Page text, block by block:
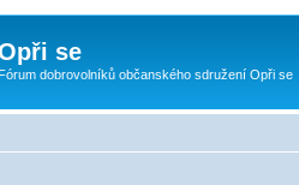
se
dobrovolníků občanského sdružení Opři se